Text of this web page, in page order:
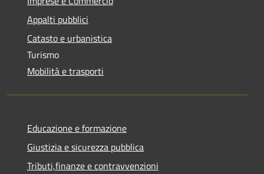
Appalti pubblici
Catasto e urbanistica
Turismo
Mobilità e trasporti
Educazione e formazione
Giustizia e sicurezza pubblica
Tributi,finanze e contravvenzioni